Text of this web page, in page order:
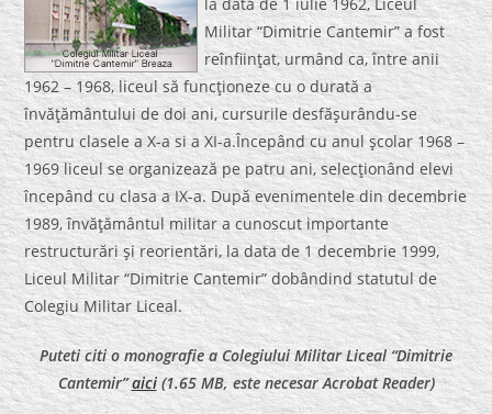
la data de 1 iulie 1962, Liceul
Militar “Dimitrie Cantemir” a fost
reînfiinţat, urmând ca, între anii
1962 – 1968, liceul să funcţioneze cu o durată a
învăţământului de doi ani, cursurile desfăşurându-se
pentru clasele a X-a si a XI-a.Începând cu anul şcolar 1968 –
1969 liceul se organizează pe patru ani, selecţionând elevi
începând cu clasa a IX-a. După evenimentele din decembrie
1989, învăţământul militar a cunoscut importante
restructurări şi reorientări, la data de 1 decembrie 1999,
Liceul Militar “Dimitrie Cantemir” dobândind statutul de
Colegiu Militar Liceal.
Puteti citi o monografie a Colegiului Militar Liceal “Dimitrie
Cantemir”aici(1.65 MB, este necesar Acrobat Reader)